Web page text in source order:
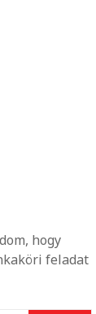
hogy
feladat